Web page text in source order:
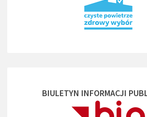
BIULETYN INFORMACJI